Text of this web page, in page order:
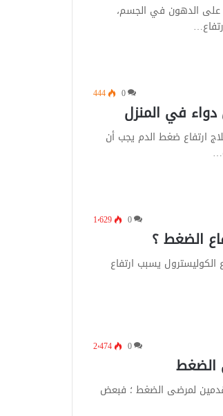
على الدهون في الجسم،
0
444
ارتفاع ضغط الدم يجب أن
0 1٬629
الضغط ؟
يسبب ارتفاع
0 2٬474
الضغط
لمرضى الضغط ؛ فبعض